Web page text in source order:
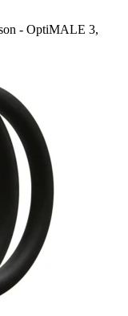
- OptiMALE 3,